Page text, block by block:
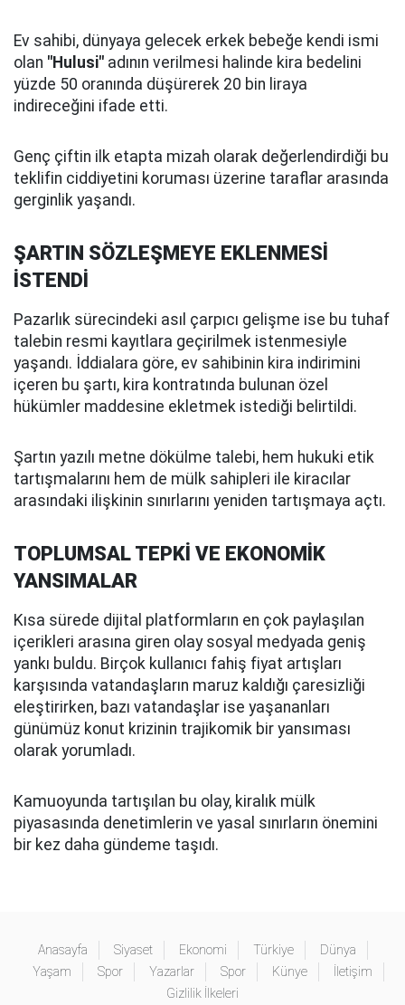
Ev sahibi, dünyaya gelecek erkek bebeğe kendi ismi
olan "Hulusi" adının verilmesi halinde kira bedelini
yüzde 50 oranında düşürerek 20 bin liraya
indireceğini ifade etti.
Genç çiftin ilk etapta mizah olarak değerlendirdiği bu
teklifin ciddiyetini koruması üzerine taraflar arasında
gerginlik yaşandı.
ŞARTIN SÖZLEŞMEYE EKLENMESİ
İSTENDİ
Pazarlık sürecindeki asıl çarpıcı gelişme ise bu tuhaf
talebin resmi kayıtlara geçirilmek istenmesiyle
yaşandı. İddialara göre, ev sahibinin kira indirimini
içeren bu şartı, kira kontratında bulunan özel
hükümler maddesine ekletmek istediği belirtildi.
Şartın yazılı metne dökülme talebi, hem hukuki etik
tartışmalarını hem de mülk sahipleri ile kiracılar
arasındaki ilişkinin sınırlarını yeniden tartışmaya açtı.
TOPLUMSAL TEPKİ VE EKONOMİK
YANSIMALAR
Kısa sürede dijital platformların en çok paylaşılan
içerikleri arasına giren olay sosyal medyada geniş
yankı buldu. Birçok kullanıcı fahiş fiyat artışları
karşısında vatandaşların maruz kaldığı çaresizliği
eleştirirken, bazı vatandaşlar ise yaşananları
günümüz konut krizinin trajikomik bir yansıması
olarak yorumladı.
Kamuoyunda tartışılan bu olay, kiralık mülk
piyasasında denetimlerin ve yasal sınırların önemini
bir kez daha gündeme taşıdı.
Anasayfa Siyaset Ekonomi Türkiye
Dünya
Yaşam
Spor Yazarlar Spor Künye
İletişim
Gizlilik İlkeleri